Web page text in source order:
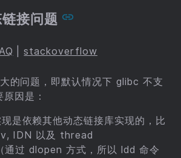
接问题
|stackoverflow
的问题，即默认情况下 glibc 不支
因是：
是依赖其他动态链接库实现的，比
IDN 以及 thread
过 dlopen 方式，所以 ldd 命令